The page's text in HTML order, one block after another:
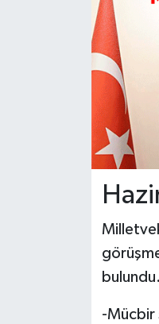
bulundu.
-Mücbir